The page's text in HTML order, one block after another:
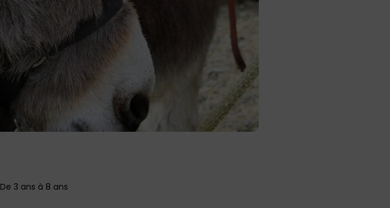
De 3 ans à 8 ans